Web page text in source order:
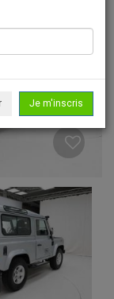
Je m'inscris